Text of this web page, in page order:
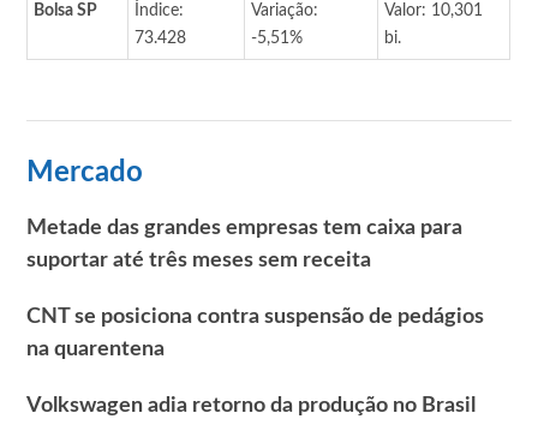
Bolsa SP
Índice:
73.428
Variação:
-5,51%
Valor: 10,301
bi.
Mercado
Metade das grandes empresas tem caixa para
suportar até três meses sem receita
CNT se posiciona contra suspensão de pedágios
na quarentena
Volkswagen adia retorno da produção no Brasil